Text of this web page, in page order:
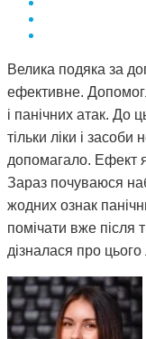
Велика подяка за
ефективне.
і панічних атак. До
тільки ліки і
допомагало. Ефект
Зараз почуваюся
жодних ознак
помічати вже після
дізналася про